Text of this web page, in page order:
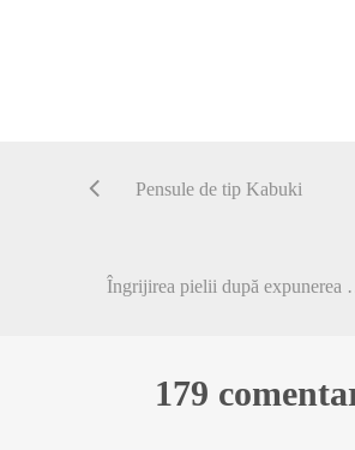
Pensule de tip Kabuki
Îngrijirea
179